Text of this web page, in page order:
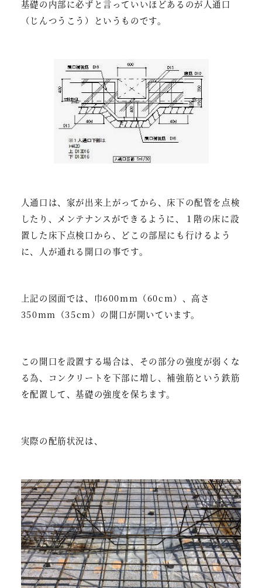
基礎の内部に必ずと言っていいほどあるのが人通口
（じんつうこう）というものです。
人通口は、家が出来上がってから、床下の配管を点検
したり、メンテナンスができるように、１階の床に設
置した床下点検口から、どこの部屋にも行けるよう
に、人が通れる開口の事です。
上記の図面では、巾600mm（60cm）、高さ
350mm（35cm）の開口が開いています。
この開口を設置する場合は、その部分の強度が弱くな
る為、コンクリートを下部に増し、補強筋という鉄筋
を配置して、基礎の強度を保ちます。
実際の配筋状況は、